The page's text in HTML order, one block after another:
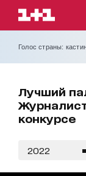
Голос страны:
Лучший
конкурсе
2022